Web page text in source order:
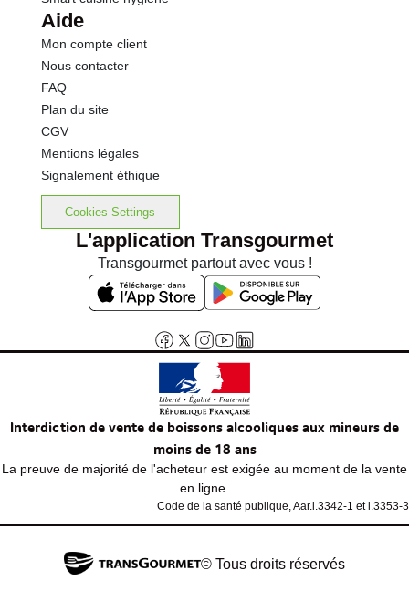
Aide
Mon compte client
Nous contacter
FAQ
Plan du site
CGV
Mentions légales
Signalement éthique
Cookies Settings
L'application Transgourmet
Transgourmet partout avec vous !
Interdiction de vente de boissons alcooliques aux mineurs de
moins de 18 ans
La preuve de majorité de l'acheteur est exigée au moment de la vente
en ligne.
Code de la santé publique, Aar.l.3342-1 et l.3353-3
© Tous droits réservés